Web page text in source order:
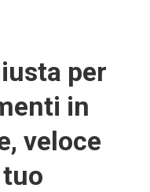
per
in
veloce